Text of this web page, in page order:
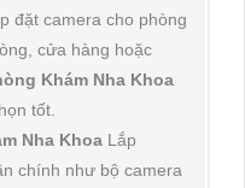
đặt camera cho phòng
cửa hàng hoặc
Khám Nha Khoa
tốt.
Nha Khoa Lắp
chính như bộ camera